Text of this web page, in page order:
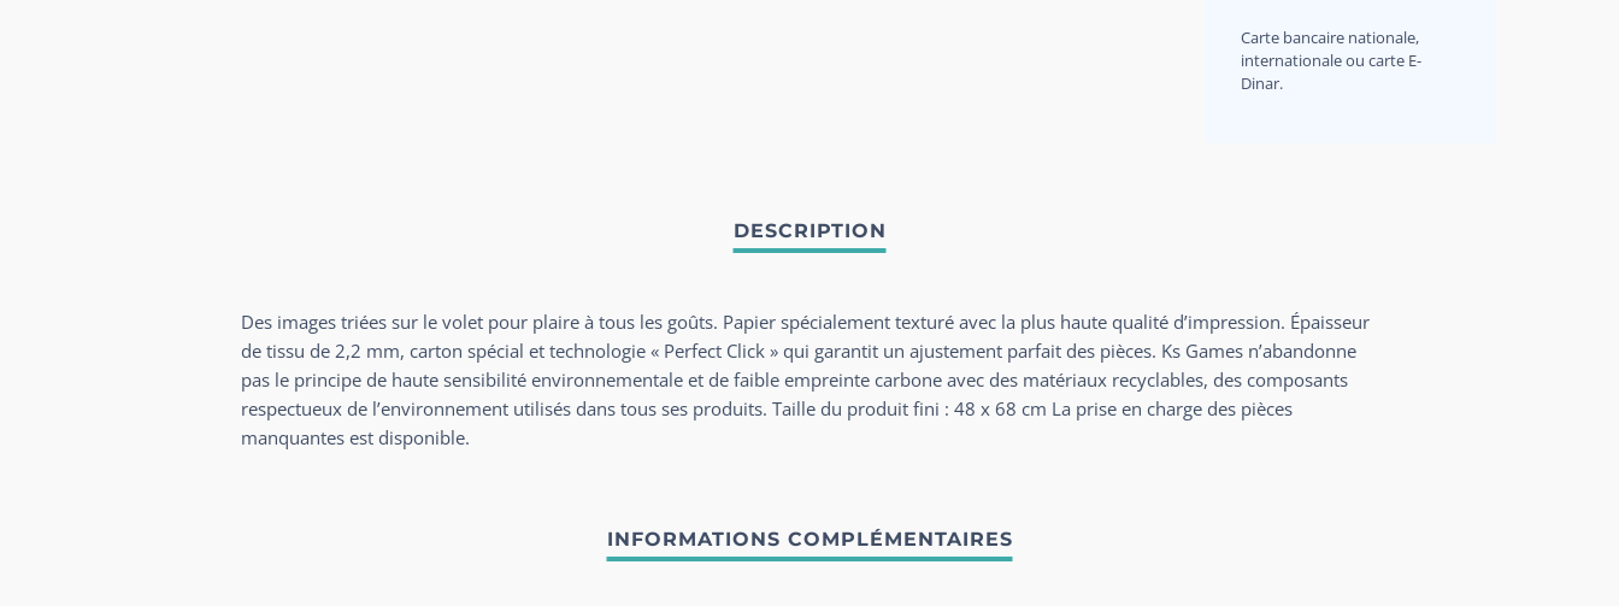
Carte bancaire nationale,
internationale ou carte E-
Dinar.
Des images triées sur le volet pour plaire à tous les goûts. Papier spécialement texturé avec la plus haute qualité d’impression. Épaisseur
de tissu de 2,2 mm, carton spécial et technologie « Perfect Click » qui garantit un ajustement parfait des pièces. Ks Games n’abandonne
pas le principe de haute sensibilité environnementale et de faible empreinte carbone avec des matériaux recyclables, des composants
respectueux de l’environnement utilisés dans tous ses produits. Taille du produit fini : 48 x 68 cm La prise en charge des pièces
manquantes est disponible.